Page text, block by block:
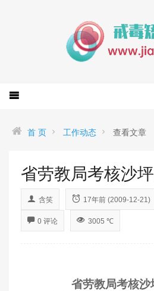
首 页 工作动态 查看文章
省劳教局考核沙
含笑 17年前 (2009-12-21)
0 评论 3005 ℃
省劳教局考核沙